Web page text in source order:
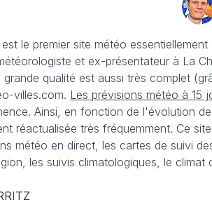
est le premier site météo
et ex-présentateur à La
qualité est aussi très complet
villes.com. Les prévisions météo à 15
Ainsi, en fonction de l'évolution
réactualisée très fréquemment. Ce
météo en direct, les cartes de suivi
les suivis climatologiques, le